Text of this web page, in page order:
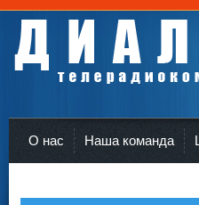
О нас Наша команда